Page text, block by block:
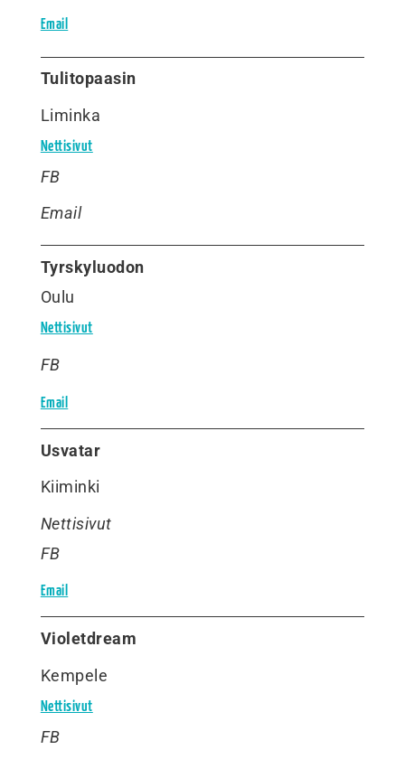
Email
Tulitopaasin
Liminka
Nettisivut
FB
Email
Tyrskyluodon
Oulu
Nettisivut
FB
Email
Usvatar
Kiiminki
Nettisivut
FB
Email
Violetdream
Kempele
Nettisivut
FB